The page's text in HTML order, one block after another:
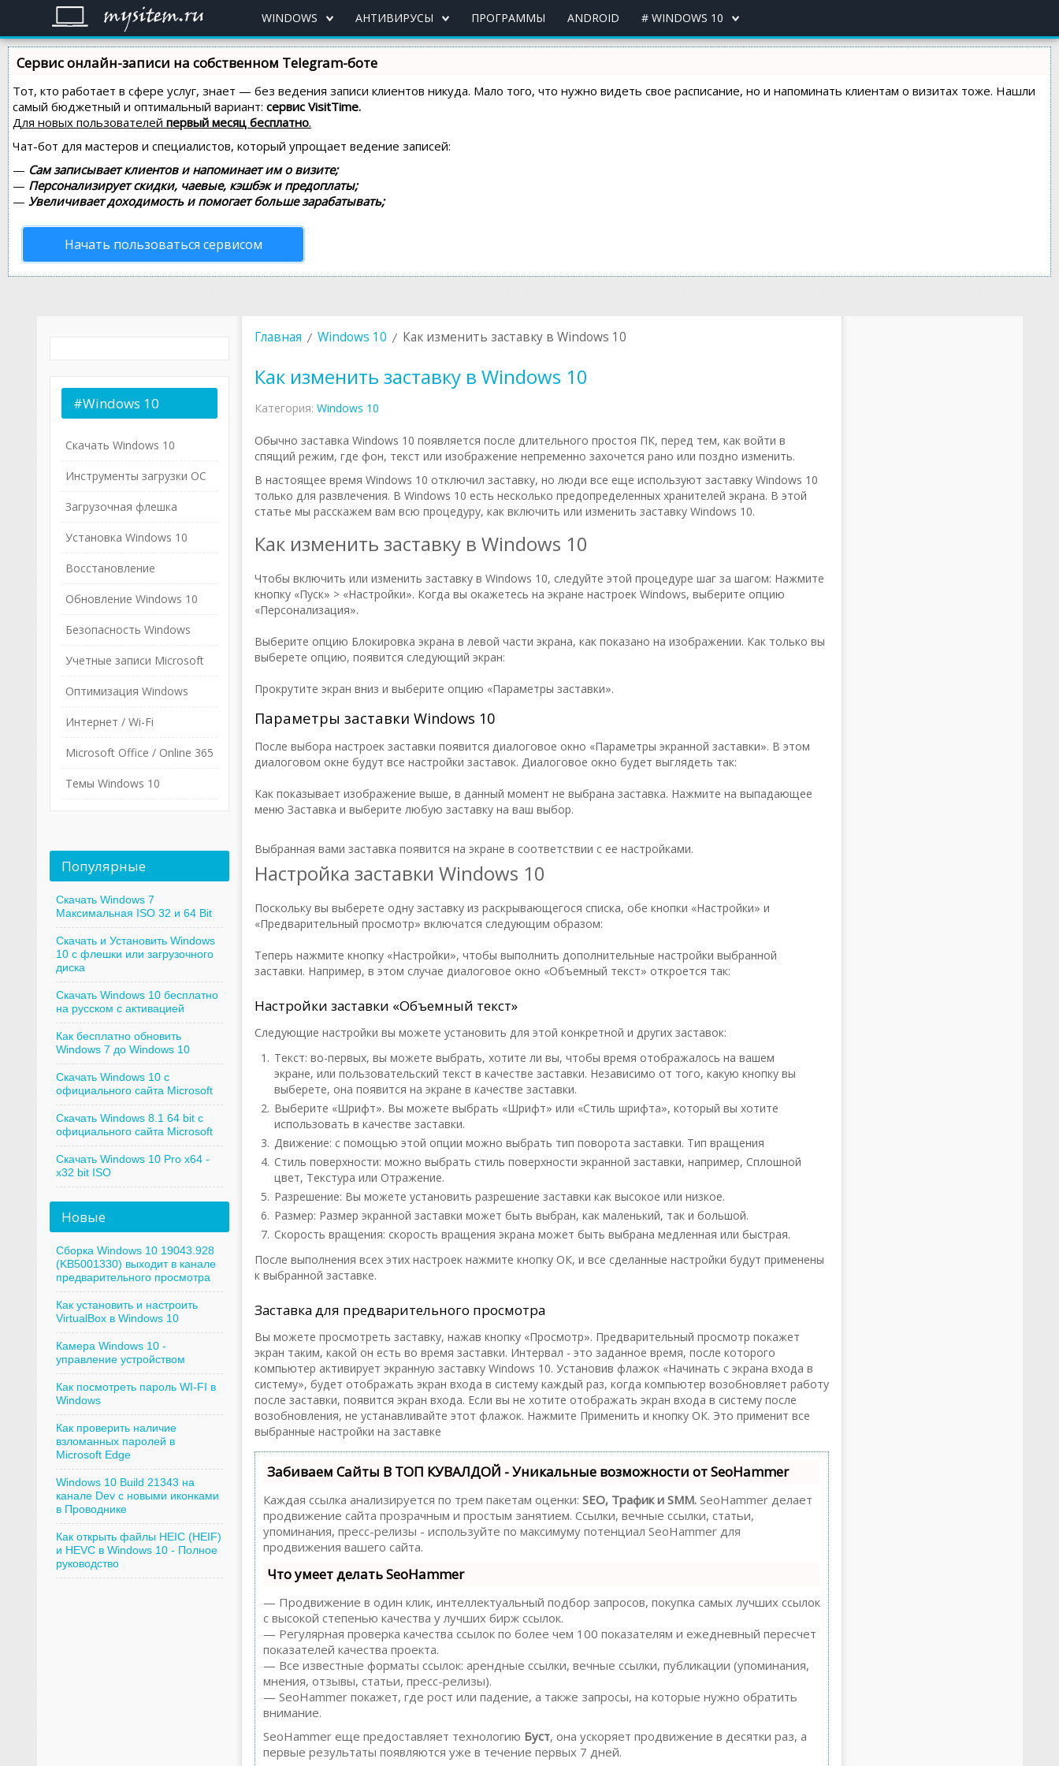
WINDOWS АНТИВИРУСЫ ПРОГРАММЫ ANDROID # WINDOWS 10
Сервис онлайн-записи на собственном Telegram-боте
Тот, кто работает в сфере услуг, знает — без ведения записи клиентов никуда. Мало того, что нужно видеть свое расписание, но и напоминать клиентам о визитах тоже. Нашли
самый бюджетный и оптимальный вариант: сервис VisitTime.
Для новых пользователей первый месяц бесплатно.
Чат-бот для мастеров и специалистов, который упрощает ведение записей:
— Сам записывает клиентов и напоминает им о визите;
— Персонализирует скидки, чаевые, кэшбэк и предоплаты;
— Увеличивает доходимость и помогает больше зарабатывать;
Начать пользоваться сервисом
Главная Windows 10 Как изменить заставку в Windows 10
Как изменить заставку в Windows 10
Категория: Windows 10
Обычно заставка Windows 10 появляется после длительного простоя ПК, перед тем, как войти в
спящий режим, где фон, текст или изображение непременно захочется рано или поздно изменить.
В настоящее время Windows 10 отключил заставку, но люди все еще используют заставку Windows 10
только для развлечения. В Windows 10 есть несколько предопределенных хранителей экрана. В этой
статье мы расскажем вам всю процедуру, как включить или изменить заставку Windows 10.
Как изменить заставку в Windows 10
Чтобы включить или изменить заставку в Windows 10, следуйте этой процедуре шаг за шагом: Нажмите
кнопку «Пуск» > «Настройки». Когда вы окажетесь на экране настроек Windows, выберите опцию
«Персонализация».
Выберите опцию Блокировка экрана в левой части экрана, как показано на изображении. Как только вы
выберете опцию, появится следующий экран:
Прокрутите экран вниз и выберите опцию «Параметры заставки».
Параметры заставки Windows 10
После выбора настроек заставки появится диалоговое окно «Параметры экранной заставки». В этом
диалоговом окне будут все настройки заставок. Диалоговое окно будет выглядеть так:
Как показывает изображение выше, в данный момент не выбрана заставка. Нажмите на выпадающее
меню Заставка и выберите любую заставку на ваш выбор.
Выбранная вами заставка появится на экране в соответствии с ее настройками.
Настройка заставки Windows 10
Поскольку вы выберете одну заставку из раскрывающегося списка, обе кнопки «Настройки» и
«Предварительный просмотр» включатся следующим образом:
Теперь нажмите кнопку «Настройки», чтобы выполнить дополнительные настройки выбранной
заставки. Например, в этом случае диалоговое окно «Объемный текст» откроется так:
Настройки заставки «Объемный текст»
Следующие настройки вы можете установить для этой конкретной и других заставок:
Текст: во-первых, вы можете выбрать, хотите ли вы, чтобы время отображалось на вашем
экране, или пользовательский текст в качестве заставки. Независимо от того, какую кнопку вы
выберете, она появится на экране в качестве заставки.
Выберите «Шрифт». Вы можете выбрать «Шрифт» или «Стиль шрифта», который вы хотите
использовать в качестве заставки.
Движение: с помощью этой опции можно выбрать тип поворота заставки. Тип вращения
Стиль поверхности: можно выбрать стиль поверхности экранной заставки, например, Сплошной
цвет, Текстура или Отражение.
Разрешение: Вы можете установить разрешение заставки как высокое или низкое.
Размер: Размер экранной заставки может быть выбран, как маленький, так и большой.
Скорость вращения: скорость вращения экрана может быть выбрана медленная или быстрая.
После выполнения всех этих настроек нажмите кнопку ОК, и все сделанные настройки будут применены
к выбранной заставке.
Заставка для предварительного просмотра
Вы можете просмотреть заставку, нажав кнопку «Просмотр». Предварительный просмотр покажет
экран таким, какой он есть во время заставки. Интервал - это заданное время, после которого
компьютер активирует экранную заставку Windows 10. Установив флажок «Начинать с экрана входа в
систему», будет отображать экран входа в систему каждый раз, когда компьютер возобновляет работу
после заставки, появится экран входа. Если вы не хотите отображать экран входа в систему после
возобновления, не устанавливайте этот флажок. Нажмите Применить и кнопку ОК. Это применит все
выбранные настройки на заставке
Забиваем Сайты В ТОП КУВАЛДОЙ - Уникальные возможности от SeoHammer
Каждая ссылка анализируется по трем пакетам оценки: SEO, Трафик и SMM.SeoHammer делает
продвижение сайта прозрачным и простым занятием. Ссылки, вечные ссылки, статьи,
упоминания, пресс-релизы - используйте по максимуму потенциал SeoHammer для
продвижения вашего сайта.
Что умеет делать SeoHammer
— Продвижение в один клик, интеллектуальный подбор запросов, покупка самых лучших ссылок
с высокой степенью качества у лучших бирж ссылок.
— Регулярная проверка качества ссылок по более чем 100 показателям и ежедневный пересчет
показателей качества проекта.
— Все известные форматы ссылок: арендные ссылки, вечные ссылки, публикации (упоминания,
мнения, отзывы, статьи, пресс-релизы).
— SeoHammer покажет, где рост или падение, а также запросы, на которые нужно обратить
внимание.
SeoHammer еще предоставляет технологию Буст, она ускоряет продвижение в десятки раз, а
первые результаты появляются уже в течение первых 7 дней.
#Windows 10
Скачать Windows 10
Инструменты загрузки ОС
Загрузочная флешка
Установка Windows 10
Восстановление
Обновление Windows 10
Безопасность Windows
Учетные записи Microsoft
Оптимизация Windows
Интернет / Wi-Fi
Microsoft Office / Online 365
Темы Windows 10
Популярные
Скачать Windows 7
Максимальная ISO 32 и 64 Bit
Скачать и Установить Windows
10 с флешки или загрузочного
диска
Скачать Windows 10 бесплатно
на русском с активацией
Как бесплатно обновить
Windows 7 до Windows 10
Скачать Windows 10 с
официального сайта Microsoft
Скачать Windows 8.1 64 bit с
официального сайта Microsoft
Скачать Windows 10 Pro x64 -
x32 bit ISO
Новые
Сборка Windows 10 19043.928
(KB5001330) выходит в канале
предварительного просмотра
Как установить и настроить
VirtualBox в Windows 10
Камера Windows 10 -
управление устройством
Как посмотреть пароль WI-FI в
Windows
Как проверить наличие
взломанных паролей в
Microsoft Edge
Windows 10 Build 21343 на
канале Dev с новыми иконками
в Проводнике
Как открыть файлы HEIC (HEIF)
и HEVC в Windows 10 - Полное
руководство